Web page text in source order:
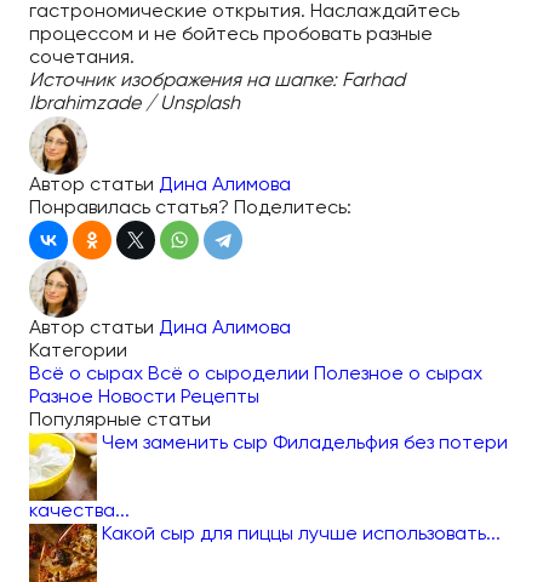
гастрономические открытия. Наслаждайтесь
процессом и не бойтесь пробовать разные
сочетания.
Источник изображения на шапке: Farhad
Ibrahimzade / Unsplash
Автор статьи Дина Алимова
Понравилась статья? Поделитесь:
Автор статьи Дина Алимова
Категории
Всё о сырах Всё о сыроделии
Полезное о сырах
Разное Новости Рецепты
Популярные статьи
Чем заменить сыр Филадельфия без потери
качества...
Какой сыр для пиццы лучше использовать...